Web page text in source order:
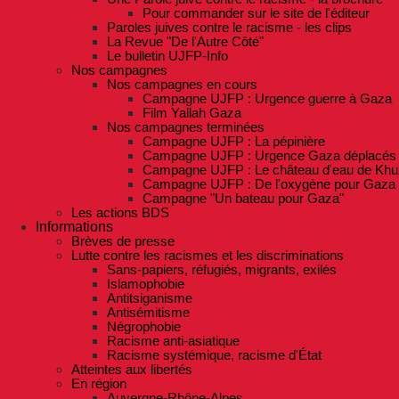
Pour commander sur le site de l'éditeur
Paroles juives contre le racisme - les clips
La Revue "De l'Autre Côté"
Le bulletin UJFP-Info
Nos campagnes
Nos campagnes en cours
Campagne UJFP : Urgence guerre à Gaza
Film Yallah Gaza
Nos campagnes terminées
Campagne UJFP : La pépinière
Campagne UJFP : Urgence Gaza déplacés
Campagne UJFP : Le château d'eau de
Campagne UJFP : De l'oxygène pour Gaza
Campagne "Un bateau pour Gaza"
Les actions BDS
Informations
Brèves de presse
Lutte contre les racismes et les discriminations
Sans-papiers, réfugiés, migrants, exilés
Islamophobie
Antitsiganisme
Antisémitisme
Négrophobie
Racisme anti-asiatique
Racisme systémique, racisme d'État
Atteintes aux libertés
En région